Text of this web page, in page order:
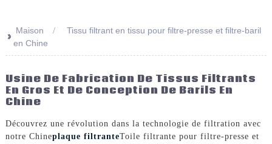
>> Maison
Tissu filtrant en tissu pour filtre-presse et filtre-baril
en Chine
Usine De Fabrication De Tissus Filtrants
En Gros Et De Conception De Barils En
Chine
Découvrez une révolution dans la technologie de filtration avec
notre Chineplaque filtranteToile filtrante pour filtre-presse et